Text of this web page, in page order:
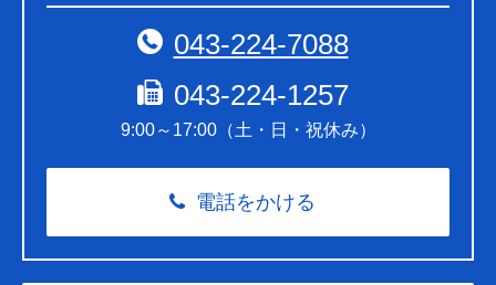
043-224-7088
043-224-1257
9:00～17:00（土・日・祝休み）
電話をかける